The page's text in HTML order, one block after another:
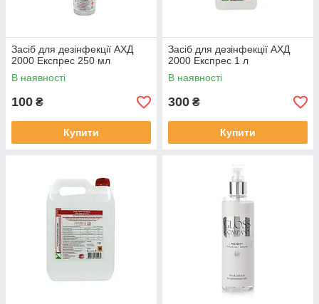
Засіб для дезінфекції АХД
2000 Експрес 250 мл
В наявності
100 ₴
Купити
Засіб для дезінфекції АХД
2000 Експрес 1 л
В наявності
300 ₴
Купити